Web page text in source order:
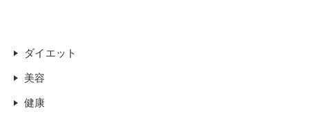
ダイエット
美容
健康